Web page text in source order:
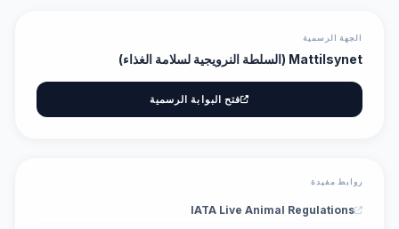
الجهة الرسمية
Mattilsynet (السلطة النرويجية لسلامة الغذاء)
فتح البوابة الرسمية
روابط مفيدة
IATA Live Animal Regulations